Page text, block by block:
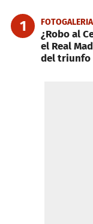
1
¿Robo al
el Real
del triunfo